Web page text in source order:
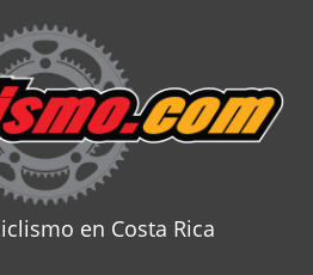
en Costa Rica